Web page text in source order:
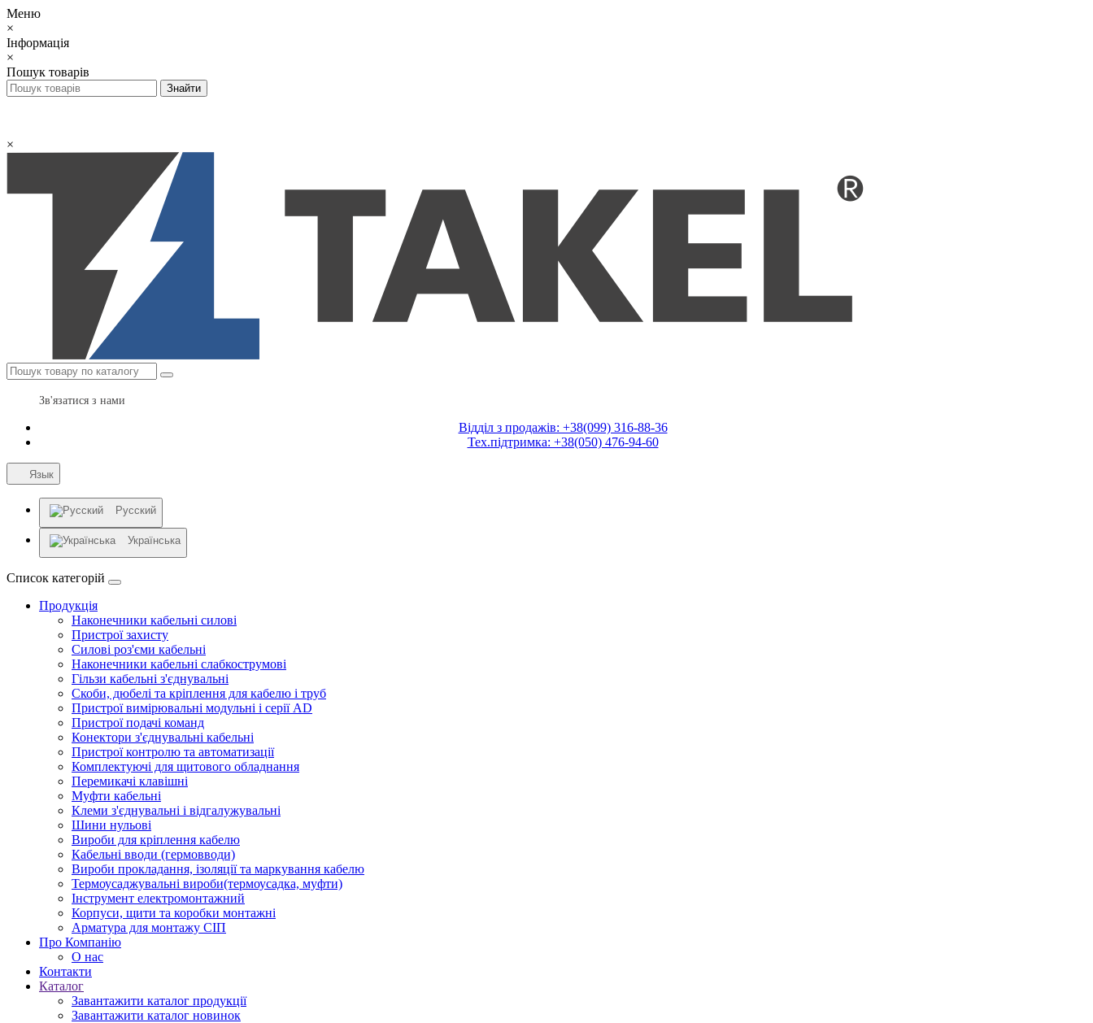
Меню
×
Інформація
×
Пошук товарів
×
Зв'язатися з нами
Відділ з продажів: +38(099) 316-88-36
Тех.підтримка: +38(050) 476-94-60
Язык
Русский
Українська
Список категорій
Продукція
Наконечники кабельні силові
Пристрої захисту
Силові роз'єми кабельні
Наконечники кабельні слабкострумові
Гільзи кабельні з'єднувальні
Скоби, дюбелі та кріплення для кабелю і труб
Пристрої вимірювальні модульні і серії AD
Пристрої подачі команд
Конектори з'єднувальні кабельні
Пристрої контролю та автоматизації
Комплектуючі для щитового обладнання
Перемикачі клавішні
Муфти кабельні
Клеми з'єднувальні і відгалужувальні
Шини нульові
Вироби для кріплення кабелю
Кабельні вводи (гермовводи)
Вироби прокладання, iзоляції та маркування кабелю
Термоусаджувальні вироби(термоусадка, муфти)
Інструмент електромонтажний
Корпуси, щити та коробки монтажні
Арматура для монтажу СІП
Про Компанію
О нас
Контакти
Каталог
Завантажити каталог продукції
Завантажити каталог новинок